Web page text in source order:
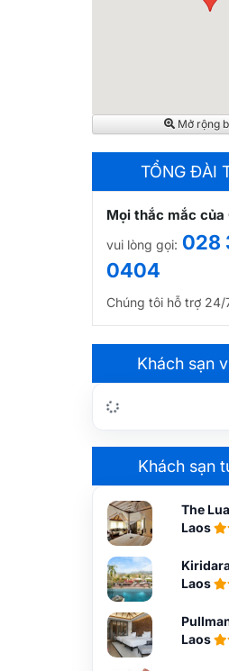
Mở rộng
TỔNG ĐÀI
Mọi thắc mắc của
vui lòng gọi: 028
0404
Chúng tôi hỗ trợ 24/
Khách sạn
Khách sạn
The
Laos
Laos
Laos